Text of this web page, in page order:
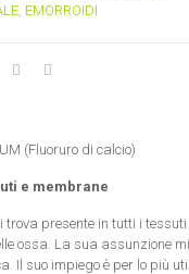
EMORROIDI
(Fluoruro di calcio)
e membrane
trova presente in tutti i
ossa. La sua assunzione
Il suo impiego è per lo più